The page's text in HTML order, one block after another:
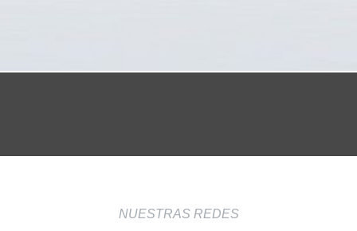
NUESTRAS REDES